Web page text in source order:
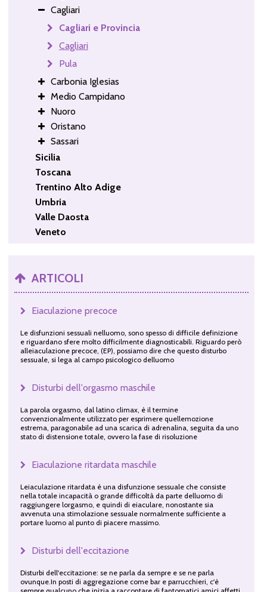
Cagliari
Cagliari e Provincia
Cagliari
Pula
Carbonia Iglesias
Medio Campidano
Nuoro
Oristano
Sassari
Sicilia
Toscana
Trentino Alto Adige
Umbria
Valle Daosta
Veneto
ARTICOLI
Eiaculazione precoce
Le disfunzioni sessuali nelluomo, sono spesso di difficile definizione
e riguardano sfere molto difficilmente diagnosticabili. Riguardo però
alleiaculazione precoce, (EP), possiamo dire che questo disturbo
sessuale, si lega al campo psicologico delluomo
Disturbi dell'orgasmo maschile
La parola orgasmo, dal latino climax, è il termine
convenzionalmente utilizzato per esprimere quellemozione
estrema, paragonabile ad una scarica di adrenalina, seguita da uno
stato di distensione totale, ovvero la fase di risoluzione
Eiaculazione ritardata maschile
Leiaculazione ritardata è una disfunzione sessuale che consiste
nella totale incapacità o grande difficoltà da parte delluomo di
raggiungere lorgasmo, e quindi di eiaculare, nonostante sia
avvenuta una stimolazione sessuale normalmente sufficiente a
portare luomo al punto di piacere massimo.
Disturbi dell'eccitazione
Disturbi dell'eccitazione: se ne parla da sempre e se ne parla
ovunque.In posti di aggregazione come bar e parrucchieri, c'è